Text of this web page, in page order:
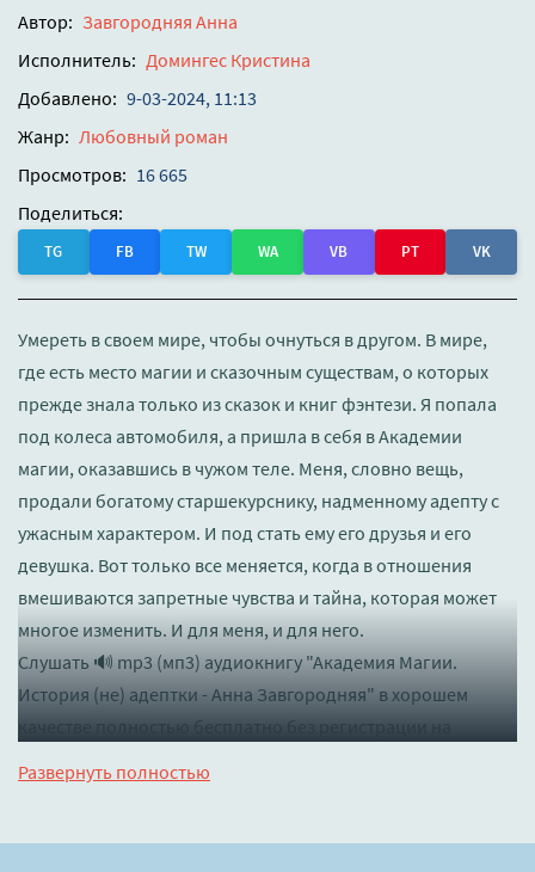
Автор: Завгородняя Анна
Исполнитель: Домингес Кристина
Добавлено: 9-03-2024, 11:13
Жанр: Любовный роман
Просмотров: 16 665
Поделиться:
TG FB TW WA VB PT VK
Умереть в своем мире, чтобы очнуться в другом. В мире,
где есть место магии и сказочным существам, о которых
прежде знала только из сказок и книг фэнтези. Я попала
под колеса автомобиля, а пришла в себя в Академии
магии, оказавшись в чужом теле. Меня, словно вещь,
продали богатому старшекурснику, надменному адепту с
ужасным характером. И под стать ему его друзья и его
девушка. Вот только все меняется, когда в отношения
вмешиваются запретные чувства и тайна, которая может
многое изменить. И для меня, и для него.
Слушать 🔊 mp3 (мп3) аудиокнигу "Академия Магии.
История (не) адептки - Анна Завгородняя" в хорошем
качестве полностью бесплатно без регистрации на
Развернуть полностью